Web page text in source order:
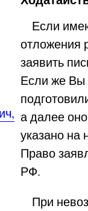
Если
отложения
заявить
Если же Вы
а далее
указано на
Право
РФ.
При